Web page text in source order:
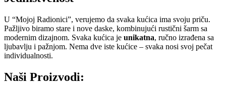
U “Mojoj Radionici”, verujemo da svaka kućica ima svoju priču.
Pažljivo biramo stare i nove daske, kombinujući rustični šarm sa
modernim dizajnom. Svaka kućica je unikatna, ručno izrađena sa
ljubavlju i pažnjom. Nema dve iste kućice – svaka nosi svoj pečat
individualnosti.
Naši Proizvodi: